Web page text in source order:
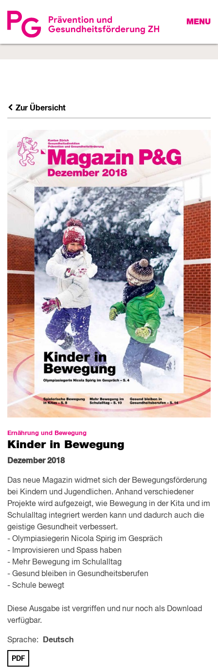
MENU
Zur Übersicht
Ernährung und Bewegung
Kinder in Bewegung
Dezember 2018
Das neue Magazin widmet sich der Bewegungsförderung
bei Kindern und Jugendlichen. Anhand verschiedener
Projekte wird aufgezeigt, wie Bewegung in der Kita und im
Schulalltag integriert werden kann und dadurch auch die
geistige Gesundheit verbessert.
- Olympiasiegerin Nicola Spirig im Gespräch
- Improvisieren und Spass haben
- Mehr Bewegung im Schulalltag
- Gesund bleiben in Gesundheitsberufen
- Schule bewegt
Diese Ausgabe ist vergriffen und nur noch als Download
verfügbar.
Sprache: Deutsch
PDF